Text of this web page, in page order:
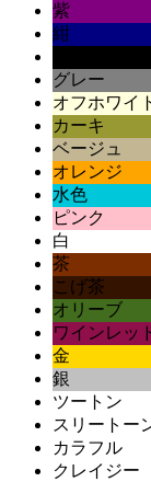
紫
紺
グレー
オフホワイ
カーキ
ベージュ
オレンジ
水色
ピンク
白
茶
こげ茶
オリーブ
ワインレッ
金
銀
ツートン
スリートー
カラフル
クレイジー